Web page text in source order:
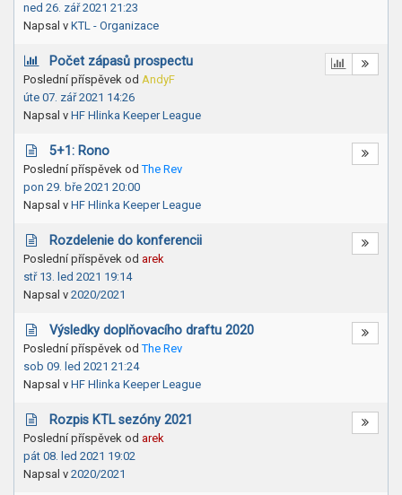
ned 26. zář 2021 21:23
Napsal v KTL - Organizace
Počet zápasů prospectu
Poslední příspěvek od AndyF
úte 07. zář 2021 14:26
Napsal v HF Hlinka Keeper League
5+1: Rono
Poslední příspěvek odThe Rev
pon 29. bře 2021 20:00
Napsal v HF Hlinka Keeper League
Rozdelenie do konferencii
Poslední příspěvek od arek
stř 13. led 2021 19:14
Napsal v 2020/2021
Výsledky doplňovacího draftu 2020
Poslední příspěvek odThe Rev
sob 09. led 2021 21:24
Napsal v HF Hlinka Keeper League
Rozpis KTL sezóny 2021
Poslední příspěvek od arek
pát 08. led 2021 19:02
Napsal v 2020/2021